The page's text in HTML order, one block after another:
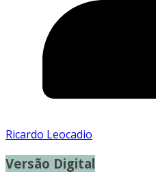
Ricardo Leocadio
Versão Digital